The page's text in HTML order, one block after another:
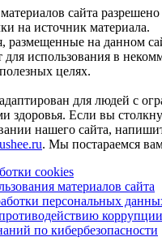
сайта разрешено
на источник материала.
размещенные на данном
для использования в
целях.
для людей с
здоровья. Если вы
нашего сайта,
. Мы постараемся
cookies
материалов сайта
персональных
коррупции
по кибербезопасности